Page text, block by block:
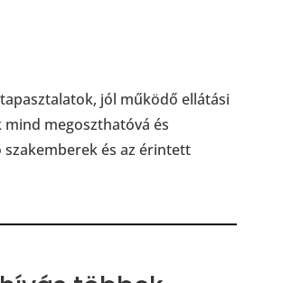
jól működő ellátási
mind megoszthatóvá és
és az érintett